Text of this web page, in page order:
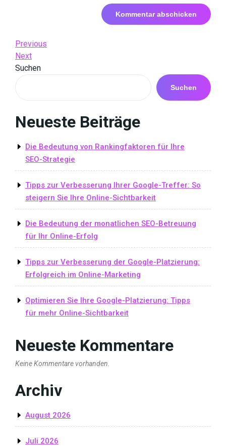
Beitrags-
Navigation
Previous
Post
Previous
Next
Post
Next
Suchen
Suchen
Neueste Beiträge
Die Bedeutung von Rankingfaktoren für Ihre
SEO-Strategie
Tipps zur Verbesserung Ihrer Google-Treffer: So
steigern Sie Ihre Online-Sichtbarkeit
Die Bedeutung der monatlichen SEO-Betreuung
für Ihr Online-Erfolg
Tipps zur Verbesserung der Google-Platzierung:
Erfolgreich im Online-Marketing
Optimieren Sie Ihre Google-Platzierung: Tipps
für mehr Online-Sichtbarkeit
Neueste Kommentare
Keine Kommentare vorhanden.
Archiv
August 2026
Juli 2026